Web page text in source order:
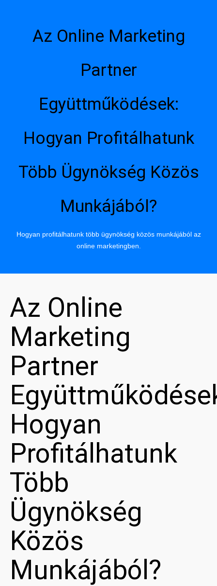
Az Online Marketing
Partner
Együttműködések:
Hogyan Profitálhatunk
Több Ügynökség Közös
Munkájából?
Hogyan profitálhatunk több ügynökség közös munkájából az
online marketingben.
Az Online
Marketing
Partner
Hogyan
Profitálhatunk
Több
Ügynökség
Közös
Munkájából?